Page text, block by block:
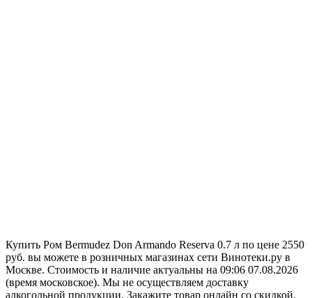
Купить Ром Bermudez Don Armando Reserva 0.7 л по цене 2550
руб. вы можете в розничных магазинах сети Винотеки.ру в
Москве. Стоимость и наличие актуальны на 09:06 07.08.2026
(время московское). Мы не осуществляем доставку
алкогольной продукции. Закажите товар онлайн со скидкой.